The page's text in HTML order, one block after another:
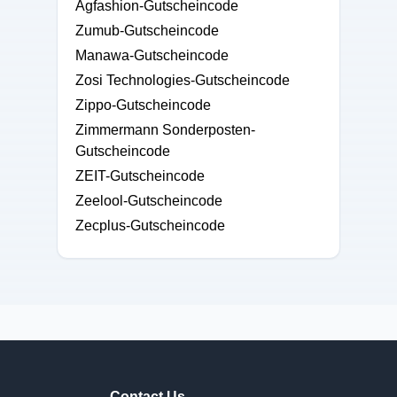
Agfashion-Gutscheincode
Zumub-Gutscheincode
Manawa-Gutscheincode
Zosi Technologies-Gutscheincode
Zippo-Gutscheincode
Zimmermann Sonderposten-
Gutscheincode
ZEIT-Gutscheincode
Zeelool-Gutscheincode
Zecplus-Gutscheincode